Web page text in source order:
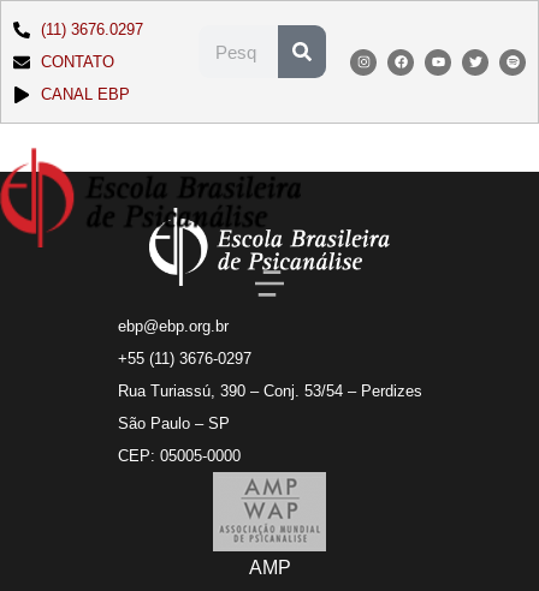
(11) 3676.0297
CONTATO
CANAL EBP
ebp@ebp.org.br
+55 (11) 3676-0297
Rua Turiassú, 390 – Conj. 53/54 – Perdizes
São Paulo – SP
CEP: 05005-0000
AMP